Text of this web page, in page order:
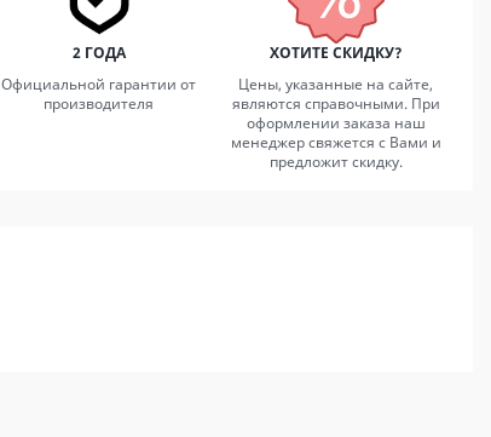
2 ГОДА
Официальной гарантии от
производителя
ХОТИТЕ СКИДКУ?
Цены, указанные на сайте,
являются справочными. При
оформлении заказа наш
менеджер свяжется с Вами и
предложит скидку.